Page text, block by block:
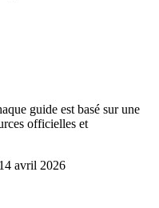
guide est basé sur une
officielles et
avril 2026